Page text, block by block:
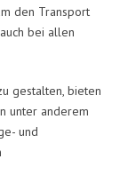
den Transport
bei allen
gestalten, bieten
unter anderem
und